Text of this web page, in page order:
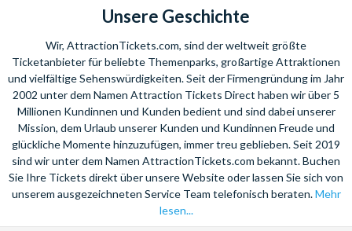
Unsere Geschichte
Wir, AttractionTickets.com, sind der weltweit größte
Ticketanbieter für beliebte Themenparks, großartige Attraktionen
und vielfältige Sehenswürdigkeiten. Seit der Firmengründung im Jahr
2002 unter dem Namen Attraction Tickets Direct haben wir über 5
Millionen Kundinnen und Kunden bedient und sind dabei unserer
Mission, dem Urlaub unserer Kunden und Kundinnen Freude und
glückliche Momente hinzuzufügen, immer treu geblieben. Seit 2019
sind wir unter dem Namen AttractionTickets.com bekannt. Buchen
Sie Ihre Tickets direkt über unsere Website oder lassen Sie sich von
unserem ausgezeichneten Service Team telefonisch beraten.Mehr
lesen...